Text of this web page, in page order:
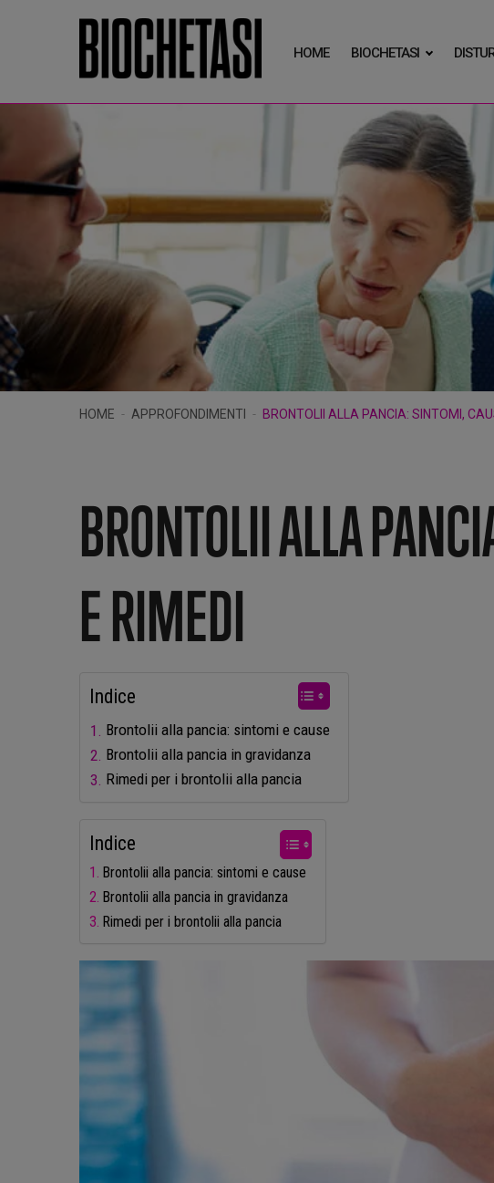
HOME BIOCHETASI
HOME APPROFONDIMENTI BRONTOLII ALLA PANCIA: SINTOMI,
BRONTOLII ALLA
E RIMEDI
Indice
Brontolii alla pancia: sintomi e cause
Brontolii alla pancia in gravidanza
Rimedi per i brontolii alla pancia
Indice
Brontolii alla pancia: sintomi e cause
Brontolii alla pancia in gravidanza
Rimedi per i brontolii alla pancia